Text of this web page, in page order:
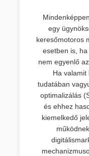
egy
keresőmotoros
esetben is,
nem egyenlő
Ha valamit
tudatában
optimalizálás
és ehhez
kiemelkedő